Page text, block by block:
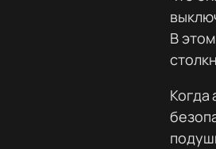
В
Когда